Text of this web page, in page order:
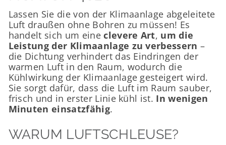
Lassen Sie die von der Klimaanlage abgeleitete
Luft draußen ohne Bohren zu müssen! Es
handelt sich um eineclevere Art, um die
Leistung der Klimaanlage zu verbessern –
die Dichtung verhindert das Eindringen der
warmen Luft in den Raum, wodurch die
Kühlwirkung der Klimaanlage gesteigert wird.
Sie sorgt dafür, dass die Luft im Raum sauber,
frisch und in erster Linie kühl ist. In wenigen
Minuten einsatzfähig.
WARUM LUFTSCHLEUSE?